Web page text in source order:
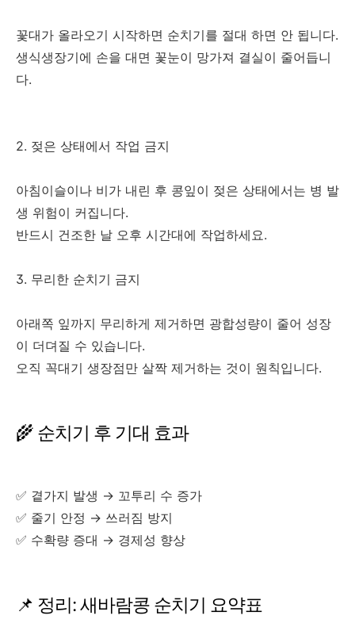
꽃대가 올라오기 시작하면 순치기를 절대 하면 안 됩니다.
생식생장기에 손을 대면 꽃눈이 망가져 결실이 줄어듭니
다.
2. 젖은 상태에서 작업 금지
아침이슬이나 비가 내린 후 콩잎이 젖은 상태에서는 병 발
생 위험이 커집니다.
반드시 건조한 날 오후 시간대에 작업하세요.
3. 무리한 순치기 금지
아래쪽 잎까지 무리하게 제거하면 광합성량이 줄어 성장
이 더뎌질 수 있습니다.
오직 꼭대기 생장점만 살짝 제거하는 것이 원칙입니다.
🌾 순치기 후 기대 효과
✅ 곁가지 발생 → 꼬투리 수 증가
✅ 줄기 안정 → 쓰러짐 방지
✅ 수확량 증대 → 경제성 향상
📌 정리: 새바람콩 순치기 요약표